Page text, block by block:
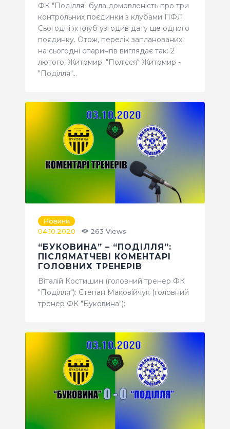
ФК "Поділля" була домовленість про три
контрольних поєдинки з клубами ПФЛ.
Сьогодні ж клуб узгодив дату ще одного
поєдинку. Отож, перелік запланованих
на сьогодні спарингів виглядає так: 2
лютого, Житомир. "Полісся" Житомир -
"Поділля"…
Новини
04.10.2020
263 Views
“БУКОВИНА” – “ПОДІЛЛЯ”:
ПІСЛЯМАТЧЕВІ КОМЕНТАРІ
ГОЛОВНИХ ТРЕНЕРІВ
Віталій Костишин (головний тренер ФК
"Поділля"): Степан Маковійчук (головний
тренер ФК "Буковина"):